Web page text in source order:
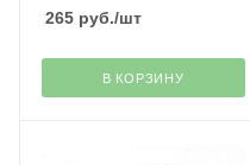
265 руб./шт
В КОРЗИНУ